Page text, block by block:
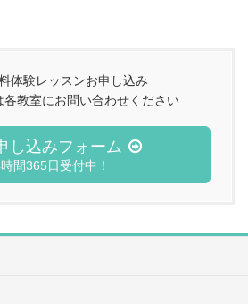
体験レッスンお申し込み
教室にお問い合わせください
し込みフォーム
間365日受付中！